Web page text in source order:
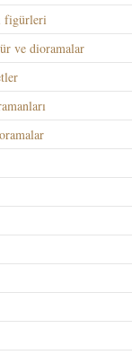
figürleri
ve dioramalar